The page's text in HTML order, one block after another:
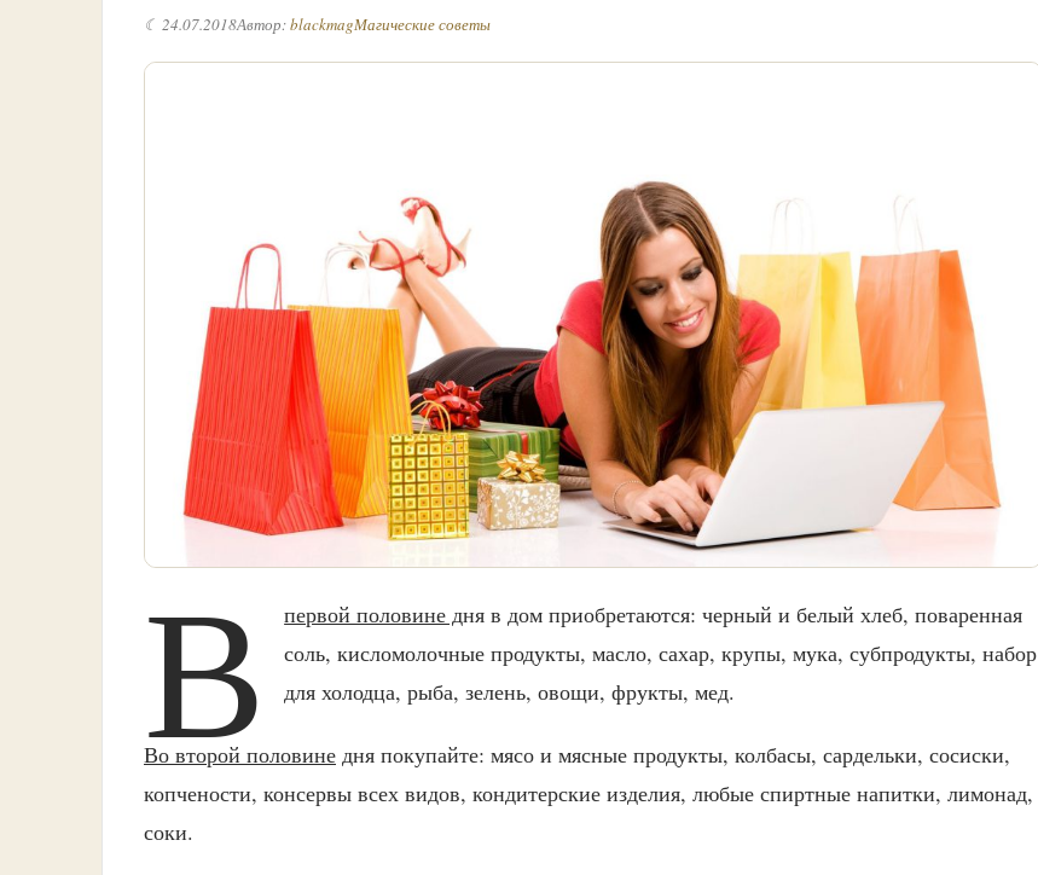
☾ 24.07.2018Автор:blackmagМагические советы
В первой половине дня в дом приобретаются: черный и белый хлеб, поваренная
соль, кисломолочные продукты, масло, сахар, крупы, мука, субпродукты, набор
для холодца, рыба, зелень, овощи, фрукты, мед.
Во второй половине дня покупайте: мясо и мясные продукты, колбасы, сардельки, сосиски,
копчености, консервы всех видов, кондитерские изделия, любые спиртные напитки, лимонад,
соки.